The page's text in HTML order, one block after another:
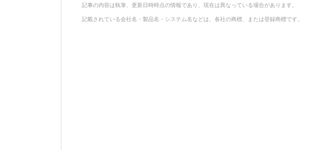
記事の内容は執筆、更新日時時点の情報であり、現在は異なっている場合があります。
記載されている会社名・製品名・システム名などは、各社の商標、または登録商標です。